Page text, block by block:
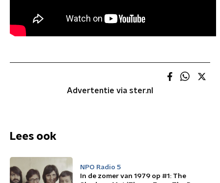
Advertentie via ster.nl
Lees ook
NPO Radio 5
In de zomer van 1979 op #1: The